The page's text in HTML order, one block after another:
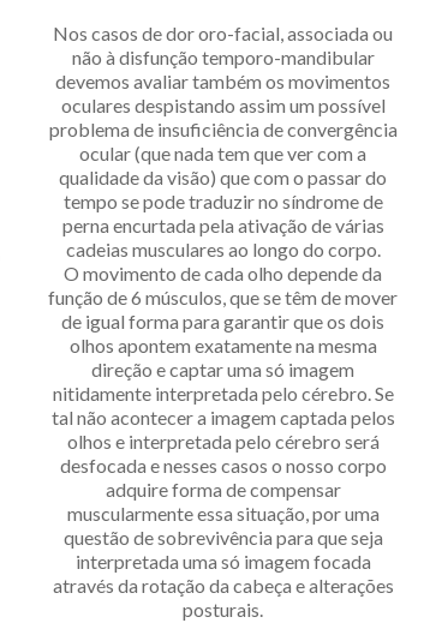
Nos casos de dor oro-facial, associada ou
não à disfunção temporo-mandibular
devemos avaliar também os movimentos
oculares despistando assim um possível
problema de insuficiência de convergência
ocular (que nada tem que ver com a
qualidade da visão) que com o passar do
tempo se pode traduzir no síndrome de
perna encurtada pela ativação de várias
cadeias musculares ao longo do corpo.
O movimento de cada olho depende da
função de 6 músculos, que se têm de mover
de igual forma para garantir que os dois
olhos apontem exatamente na mesma
direção e captar uma só imagem
nitidamente interpretada pelo cérebro. Se
tal não acontecer a imagem captada pelos
olhos e interpretada pelo cérebro será
desfocada e nesses casos o nosso corpo
adquire forma de compensar
muscularmente essa situação, por uma
questão de sobrevivência para que seja
interpretada uma só imagem focada
através da rotação da cabeça e alterações
posturais.